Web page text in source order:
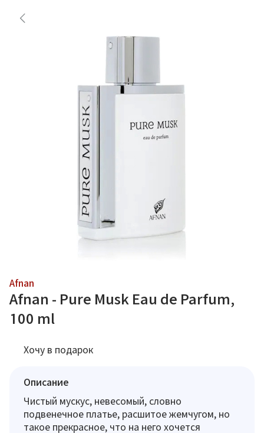
Afnan
Afnan - Pure Musk Eau de Parfum,
100 ml
Хочу в подарок
Описание
Чистый мускус, невесомый, словно
подвенечное платье, расшитое жемчугом, но
такое прекрасное, что на него хочется